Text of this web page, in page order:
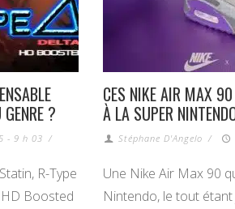
?
- 9 h 03 /
R-Type
Boosted
CES NIKE AIR MAX
À LA SUPER
Stéphane D'Angelo /
Une Nike Air Max 90
Nintendo, le tout